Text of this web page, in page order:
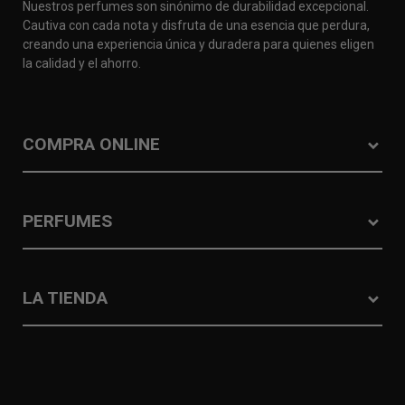
Nuestros perfumes son sinónimo de durabilidad excepcional.
Cautiva con cada nota y disfruta de una esencia que perdura,
creando una experiencia única y duradera para quienes eligen
la calidad y el ahorro.
COMPRA ONLINE
PERFUMES
LA TIENDA